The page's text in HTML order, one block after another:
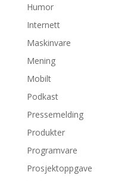
Humor
Internett
Maskinvare
Mening
Mobilt
Podkast
Pressemelding
Produkter
Programvare
Prosjektoppgave